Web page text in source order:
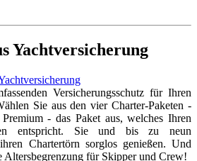
Yachtversicherung
Versicherungsschutz für Ihren
Sie aus den vier Charter-Paketen -
- das Paket aus, welches Ihren
entspricht. Sie und bis zu neun
Chartertörn sorglos genießen. Und
Altersbegrenzung für Skipper und Crew!